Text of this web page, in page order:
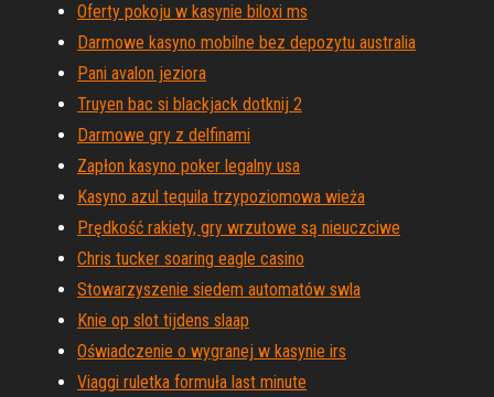
Oferty pokoju w kasynie biloxi ms
Darmowe kasyno mobilne bez depozytu australia
Pani avalon jeziora
Truyen bac si blackjack dotknij 2
Darmowe gry z delfinami
Zapłon kasyno poker legalny usa
Kasyno azul tequila trzypoziomowa wieża
Prędkość rakiety, gry wrzutowe są nieuczciwe
Chris tucker soaring eagle casino
Stowarzyszenie siedem automatów swla
Knie op slot tijdens slaap
Oświadczenie o wygranej w kasynie irs
Viaggi ruletka formuła last minute